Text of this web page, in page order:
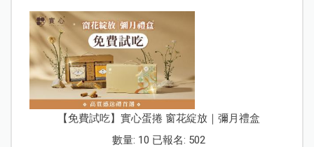
【免費試吃】實心蛋捲 窗花綻放｜彌月禮盒
數量: 10 已報名: 502